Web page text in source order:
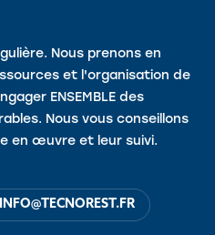
Nous prenons en
et l'organisation de
ENSEMBLE des
Nous vous conseillons
en œuvre et leur suivi.
INFO@TECNOREST.FR